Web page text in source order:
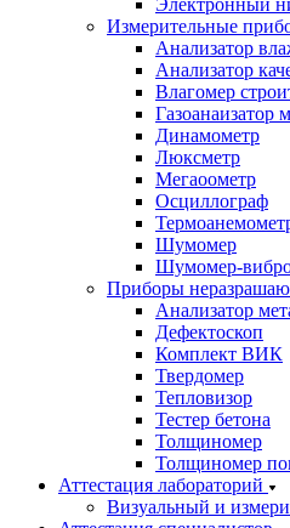
Электронный
Измерительные
Анализатор
Анализатор
Влагомер
Газоанаизатор
Динамометр
Люксметр
Мегаоометр
Осциллограф
Шумомер
Шумомер-
Приборы
Анализатор
Дефектоскоп
Комплект ВИК
Твердомер
Тепловизор
Тестер бетона
Толщиномер
Толщиномер
Аттестация лабораторий
Визуальный и